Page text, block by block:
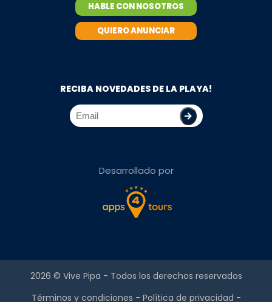
HABLE CON NOSOTROS
QUIERO ANUNCIAR
RECIBA NOVEDADES DE LA PLAYA!
Desarrollado por
2026 © Vive Pipa - Todos los derechos reservados
Términos y condiciones - Política de privacidad -